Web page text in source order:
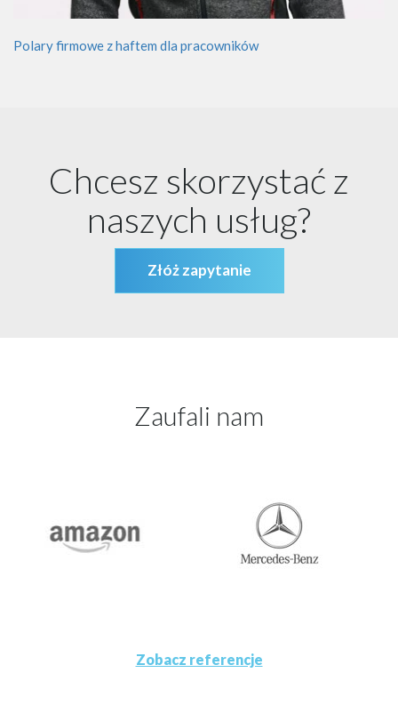
Polary firmowe z haftem dla pracowników
Chcesz skorzystać z
naszych usług?
Złóż zapytanie
Zaufali nam
Zobacz referencje